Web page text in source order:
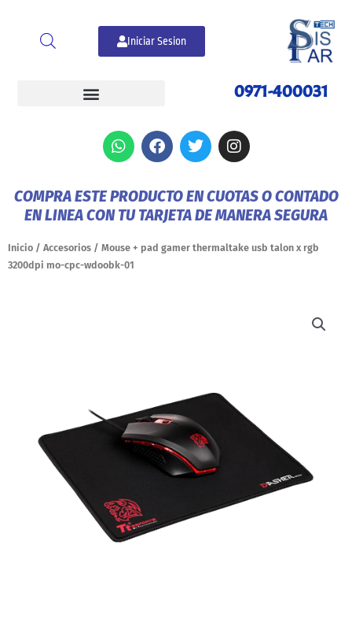
contenido
Iniciar Sesion
0971-400031
W
h
s
a
p
F
a
b
o
k
T
w
t
e
I
n
a
g
a
COMPRA ESTE PRODUCTO EN CUOTAS O CONTADO
EN LINEA CON TU TARJETA DE MANERA SEGURA
Inicio / Accesorios / Mouse + pad gamer thermaltake usb talon x rgb
3200dpi mo-cpc-wdoobk-01